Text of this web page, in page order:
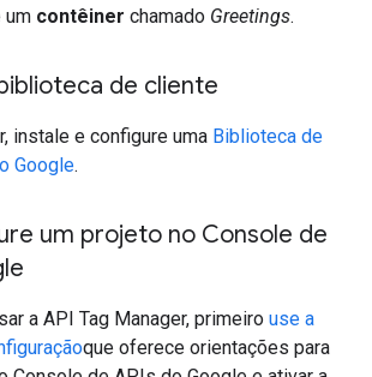
um contêiner chamado Greetings.
de cliente
instale e configure uma Biblioteca de
Google.
um projeto no Console de
a API Tag Manager, primeiro use a
que oferece orientações para